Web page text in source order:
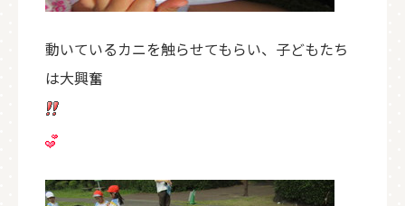
動いているカニを触らせてもらい、子どもたち
は大興奮